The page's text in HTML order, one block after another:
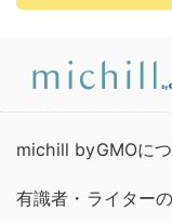
michill byGMOに
有識者・ライター